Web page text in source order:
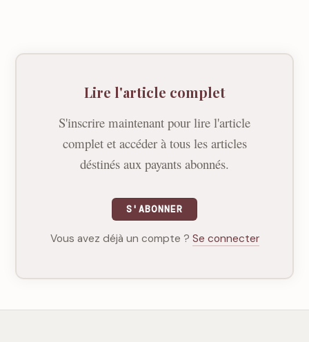
Lire l'article complet
S'inscrire maintenant pour lire l'article
complet et accéder à tous les articles
déstinés aux payants abonnés.
S'ABONNER
Vous avez déjà un compte ? Se connecter